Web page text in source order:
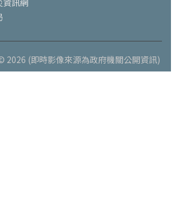
2026 (即時影像來源為政府機關公開資訊)